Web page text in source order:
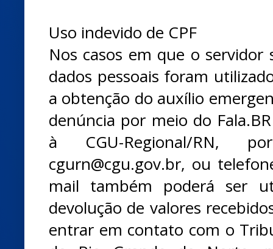
Uso indevido de CPF
Nos casos em que o servidor
dados pessoais foram
a obtenção do auxílio
denúncia por meio do
à CGU-Regional/RN,
cgurn@cgu.gov.br, ou
mail também poderá ser
devolução de valores
entrar em contato com o